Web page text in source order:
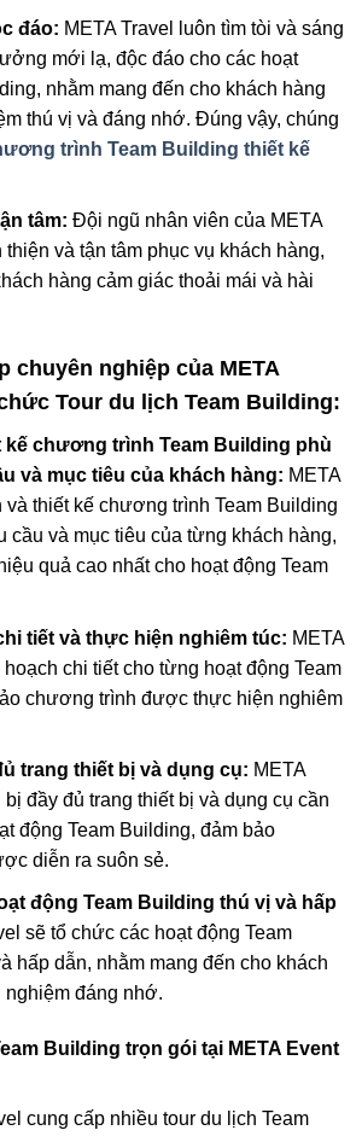
đáo: META Travel luôn tìm tòi và sáng
mới lạ, độc đáo cho các hoạt
nhằm mang đến cho khách hàng
thú vị và đáng nhớ. Đúng vậy, chúng
trình Team Building thiết kế
tâm: Đội ngũ nhân viên của META
thiện và tận tâm phục vụ khách hàng,
hàng cảm giác thoải mái và hài
chuyên nghiệp của META
Tour du lịch Team Building:
kế chương trình Team Building phù
và mục tiêu của khách hàng: META
và thiết kế chương trình Team Building
cầu và mục tiêu của từng khách hàng,
quả cao nhất cho hoạt động Team
tiết và thực hiện nghiêm túc: META
chi tiết cho từng hoạt động Team
chương trình được thực hiện nghiêm
trang thiết bị và dụng cụ: META
đầy đủ trang thiết bị và dụng cụ cần
động Team Building, đảm bảo
diễn ra suôn sẻ.
động Team Building thú vị và hấp
sẽ tổ chức các hoạt động Team
hấp dẫn, nhằm mang đến cho khách
nghiệm đáng nhớ.
Building trọn gói tại META Event
cung cấp nhiều tour du lịch Team